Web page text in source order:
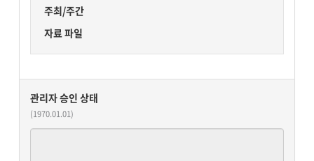
주최/주간
자료 파일
관리자 승인 상태
(1970.01.01)